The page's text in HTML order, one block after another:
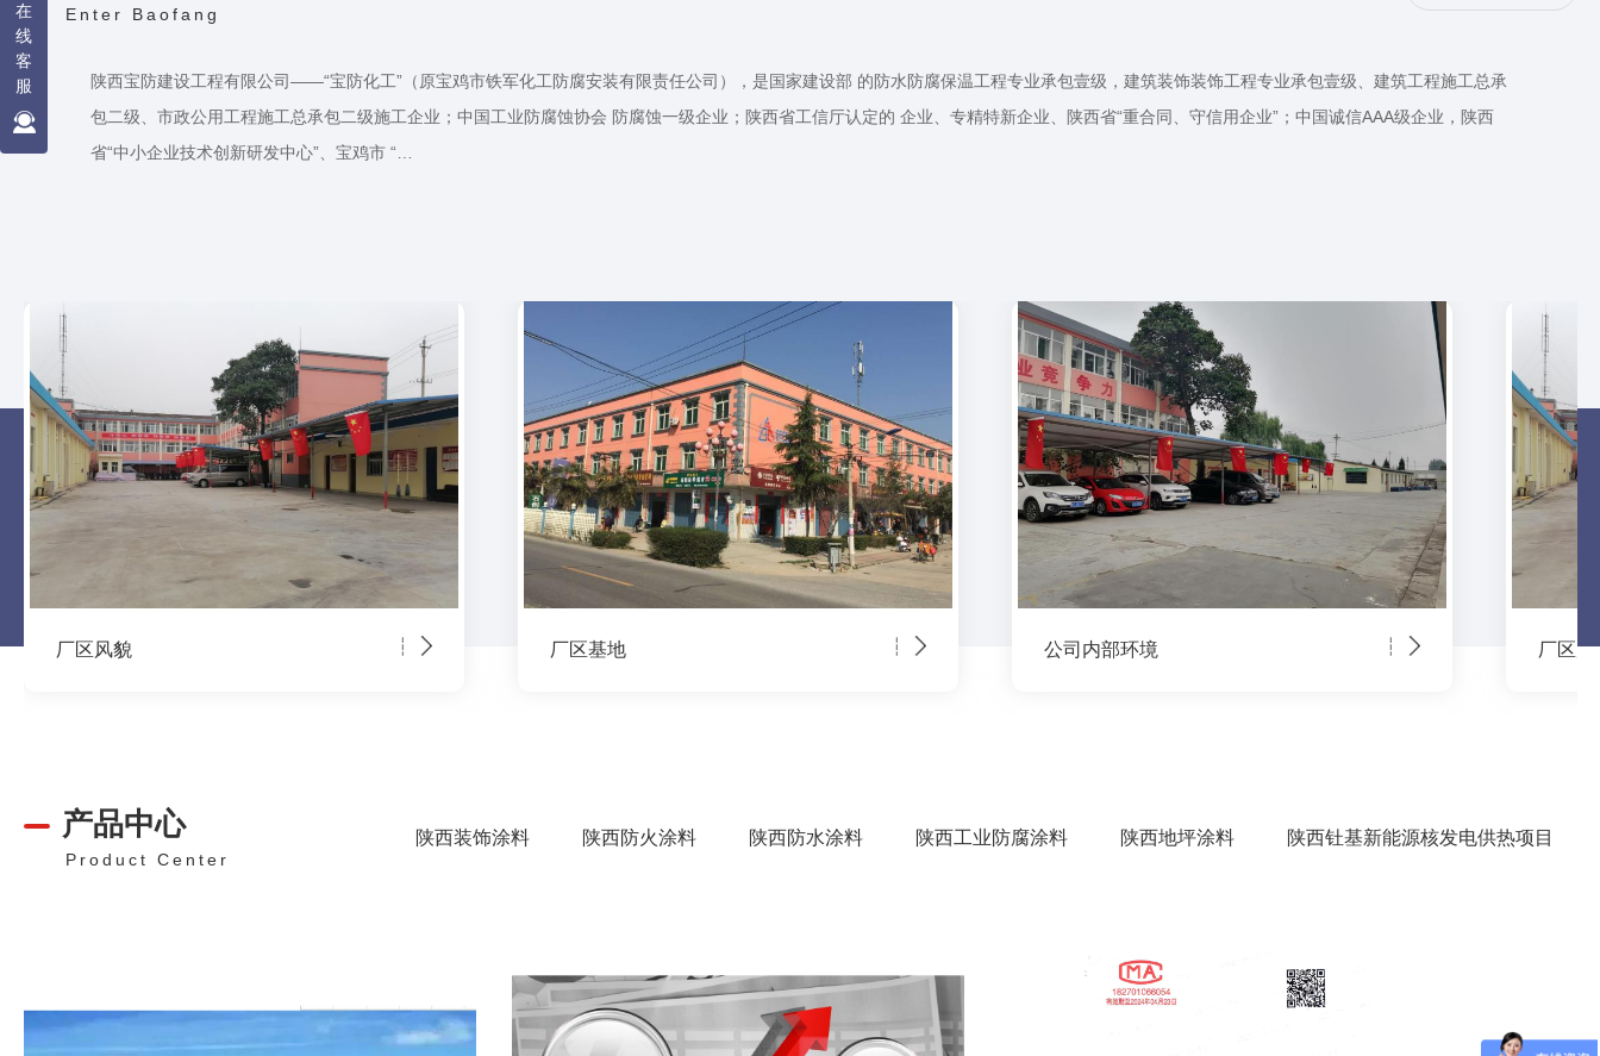
Enter Baofang
陕西宝防建设工程有限公司——“宝防化工”（原宝鸡市铁军化工防腐安装有限责任公司），是国家建设部 的防水防腐保温工程专业承包壹级，建筑装饰装饰工程专业承包壹级、建筑工程施工总承
包二级、市政公用工程施工总承包二级施工企业；中国工业防腐蚀协会 防腐蚀一级企业；陕西省工信厅认定的 企业、专精特新企业、陕西省“重合同、守信用企业”；中国诚信AAA级企业，陕西
省“中小企业技术创新研发中心”、宝鸡市 “…
厂区基地 公司内部环境 厂区风貌 厂区基
产品中心
Product Center
陕西装饰涂料 陕西防火涂料 陕西防水涂料 陕西工业防腐涂料 陕西地坪涂料 陕西钍基新能源核发电供热项目
在
线
客
服